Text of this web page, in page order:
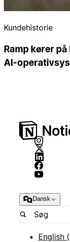
Kundehistorie
Ramp kører
AI-
Dansk
English